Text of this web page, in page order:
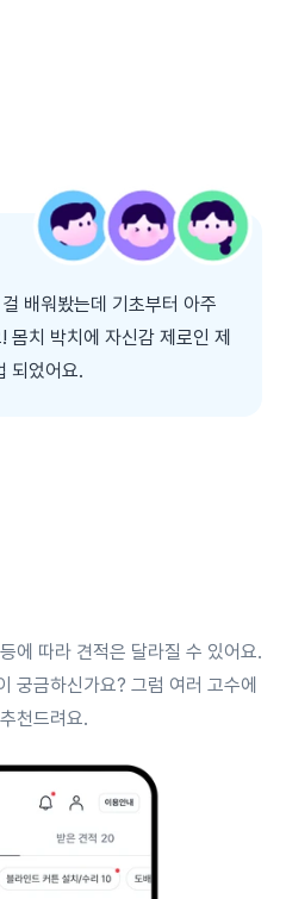
배워봤는데 기초부터 아주
몸치 박치에 자신감 제로인 제
되었어요.
에 따라 견적은 달라질 수 있어요.
궁금하신가요? 그럼 여러 고수에
천드려요.